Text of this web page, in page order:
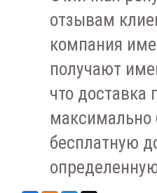
отзывам
компания
получают
что доставка
максимально
бесплатную